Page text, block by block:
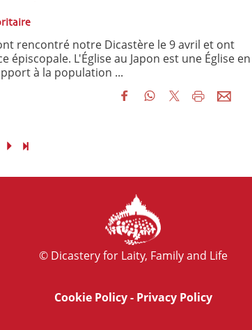
rencontré notre Dicastère le 9 avril et ont
épiscopale. L'Église au Japon est une Église en
à la population ...
© Dicastery for Laity, Family and Life
Cookie Policy- Privacy Policy